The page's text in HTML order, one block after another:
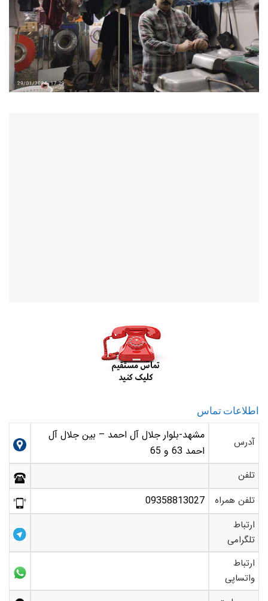
اطلاعات تماس
آدرس
مشهد-بلوار جلال آل احمد – بین جلال آل
احمد 63 و 65
تلفن
تلفن همراه
09358813027
ارتباط
تلگرامی
ارتباط
واتساپی